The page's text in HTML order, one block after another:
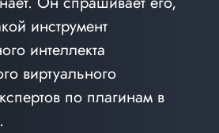
инструмент
интеллекта
виртуального
по плагинам в